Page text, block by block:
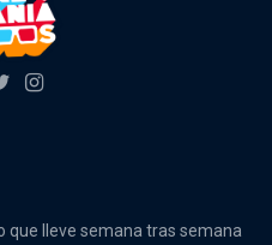
que lleve semana tras semana